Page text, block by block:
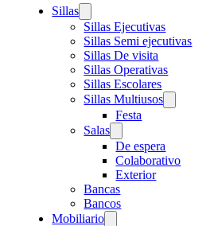
Sillas
Sillas Ejecutivas
Sillas Semi ejecutivas
Sillas De visita
Sillas Operativas
Sillas Escolares
Sillas Multiusos
Festa
Salas
De espera
Colaborativo
Exterior
Bancas
Bancos
Mobiliario